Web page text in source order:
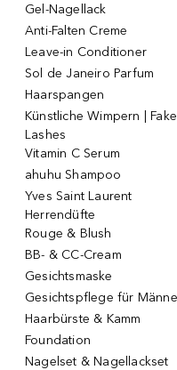
Gel-Nagellack
Anti-Falten Creme
Leave-in Conditioner
Sol de Janeiro Parfum
Haarspangen
Künstliche Wimpern | Fake
Lashes
Vitamin C Serum
ahuhu Shampoo
Yves Saint Laurent
Herrendüfte
Rouge & Blush
BB- & CC-Cream
Gesichtsmaske
Gesichtspflege für
Haarbürste & Kamm
Foundation
Nagelset & Nagellackset